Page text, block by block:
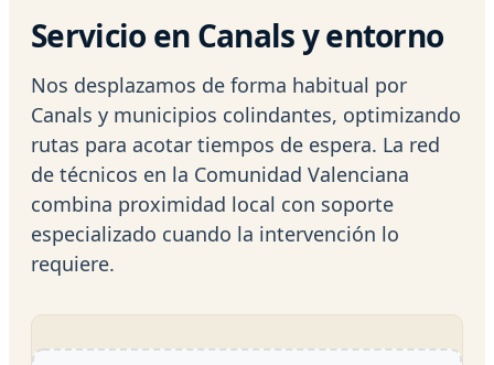
Servicio en Canals y entorno
Nos desplazamos de forma habitual por
Canals y municipios colindantes, optimizando
rutas para acotar tiempos de espera. La red
de técnicos en la Comunidad Valenciana
combina proximidad local con soporte
especializado cuando la intervención lo
requiere.